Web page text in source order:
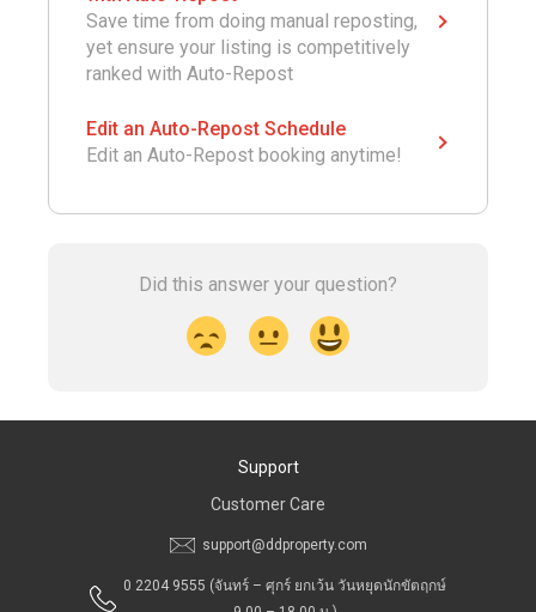
Save time from doing manual reposting,
yet ensure your listing is competitively
ranked with Auto-Repost
Edit an Auto-Repost Schedule
Edit an Auto-Repost booking anytime!
Did this answer your question?
Support
Customer Care
support@ddproperty.com
0 2204 9555 (จันทร์ – ศุกร์ ยกเว้น วันหยุดนักขัตฤกษ์